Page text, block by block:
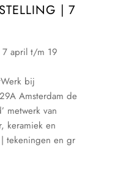
| 7
7 april t/m 19
bij
Amsterdam de
metwerk van
keramiek en
| tekeningen en gr